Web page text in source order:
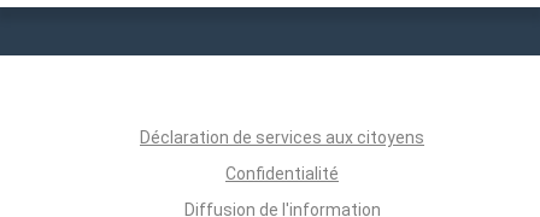
Déclaration de services aux citoyens
Confidentialité
Diffusion de l'information